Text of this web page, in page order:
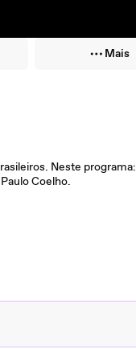
Mais
Neste programa:
Coelho.